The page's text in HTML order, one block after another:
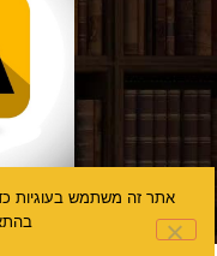
אתר זה משתמש בעוגיות
דברו